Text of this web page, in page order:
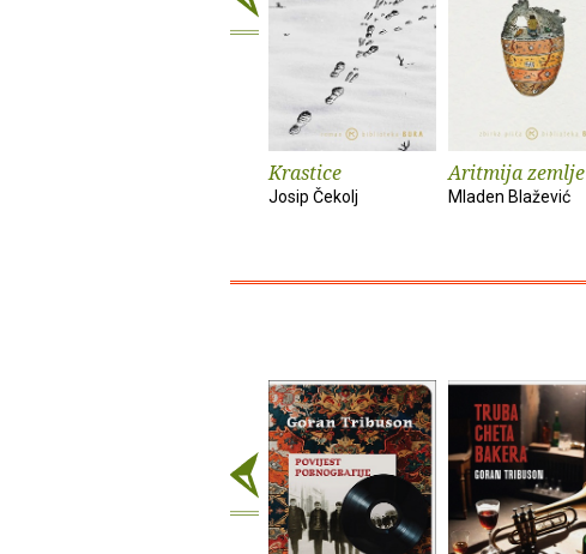
Krastice
Josip Čekolj
Aritmija zemlje
Mladen Blažević